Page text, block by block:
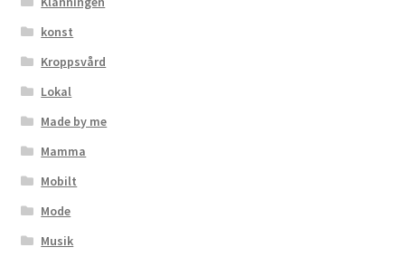
konst
Kroppsvård
Lokal
Made by me
Mamma
Mobilt
Mode
Musik